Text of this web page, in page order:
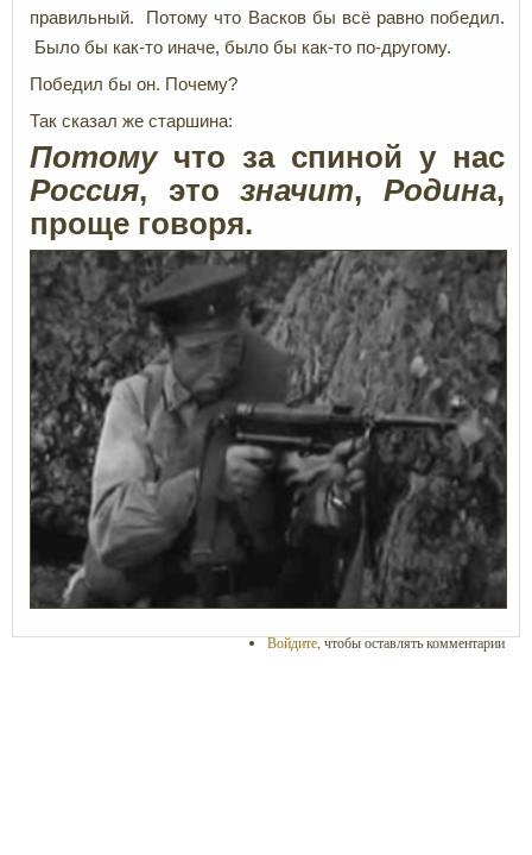
правильный. Потому что Васков бы всё равно победил.
Было бы как-то иначе, было бы как-то по-другому.
Победил бы он. Почему?
Так сказал же старшина:
Потомучто за спиной у нас
Россия, этозначит,Родина,
проще говоря.
Войдите, чтобы оставлять комментарии